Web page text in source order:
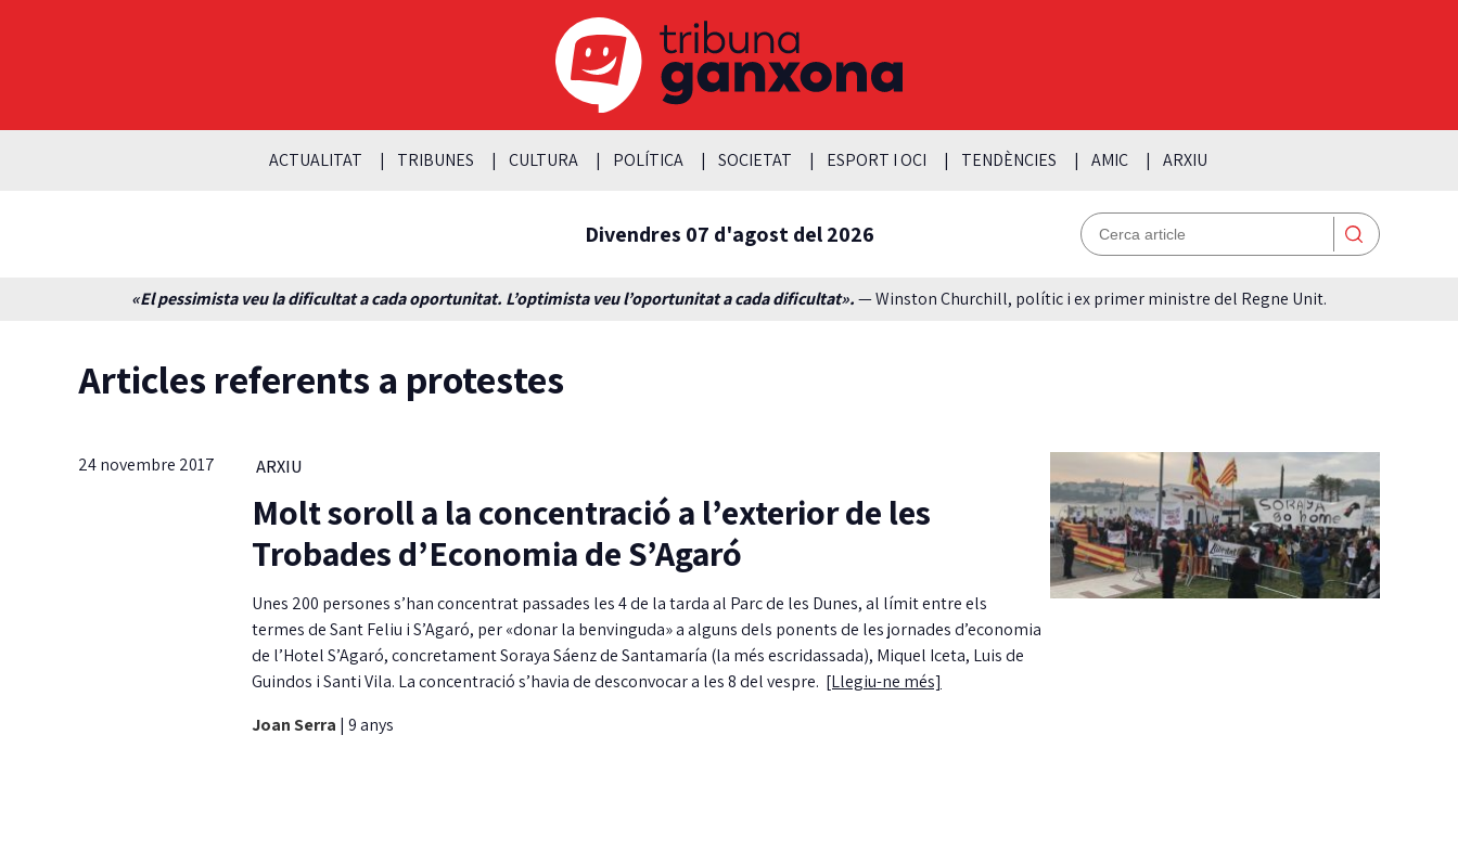
ACTUALITAT TRIBUNES CULTURA POLÍTICA SOCIETAT ESPORT I OCI TENDÈNCIES AMIC ARXIU
Divendres 07 d'agost del 2026
«El pessimista veu la dificultat a cada oportunitat. L’optimista veu l’oportunitat a cada dificultat».— Winston Churchill, polític i ex primer ministre del Regne Unit.
Articles referents a protestes
24 novembre 2017 ARXIU
Molt soroll a la concentració a l’exterior de les
Trobades d’Economia de S’Agaró
Unes 200 persones s’han concentrat passades les 4 de la tarda al Parc de les Dunes, al límit entre els
termes de Sant Feliu i S’Agaró, per «donar la benvinguda» a alguns dels ponents de les jornades d’economia
de l’Hotel S’Agaró, concretament Soraya Sáenz de Santamaría (la més escridassada), Miquel Iceta, Luis de
Guindos i Santi Vila. La concentració s’havia de desconvocar a les 8 del vespre. [Llegiu-ne més]
Joan Serra | 9 anys